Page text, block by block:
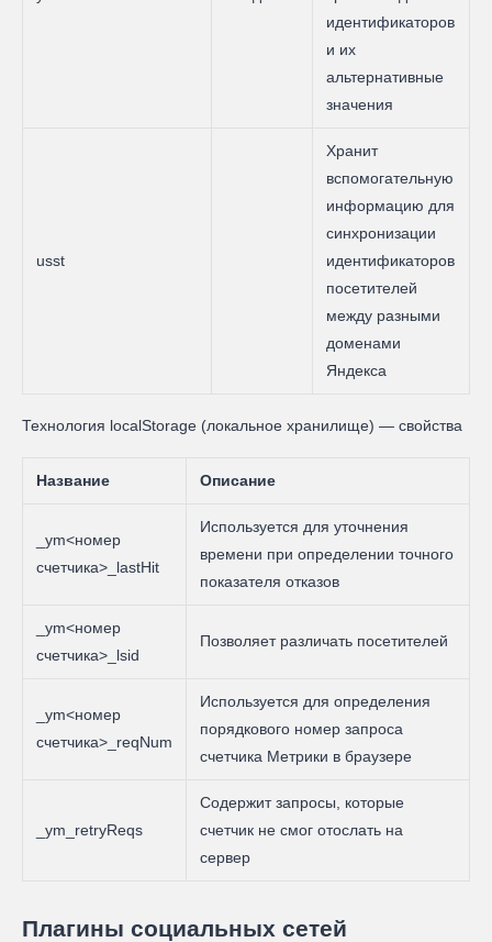
идентификаторов
и их
альтернативные
значения
usst
Хранит
вспомогательную
информацию для
синхронизации
идентификаторов
посетителей
между разными
доменами
Яндекса
Технология localStorage (локальное хранилище) — свойства
Название Описание
_ym<номер
счетчика>_lastHit
Используется для уточнения
времени при определении точного
показателя отказов
_ym<номер
счетчика>_lsid
Позволяет различать посетителей
_ym<номер
счетчика>_reqNum
Используется для определения
порядкового номер запроса
счетчика Метрики в браузере
_ym_retryReqs
Содержит запросы, которые
счетчик не смог отослать на
сервер
Плагины социальных сетей